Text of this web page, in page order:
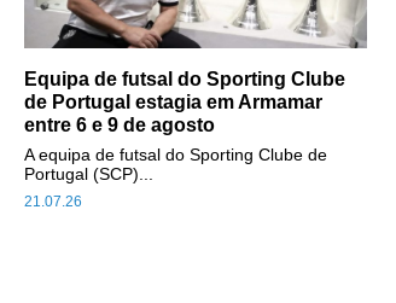
Equipa de futsal do Sporting Clube
de Portugal estagia em Armamar
entre 6 e 9 de agosto
21.07.26
A equipa de futsal do Sporting Clube de
Portugal (SCP)...